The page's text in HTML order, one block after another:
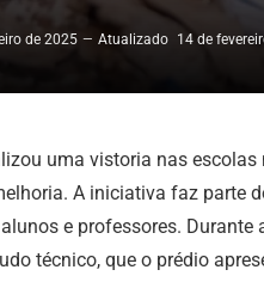
de 2025 Atualizado 14 de
uma vistoria nas
A iniciativa faz parte
e professores. Durante
técnico, que o prédio